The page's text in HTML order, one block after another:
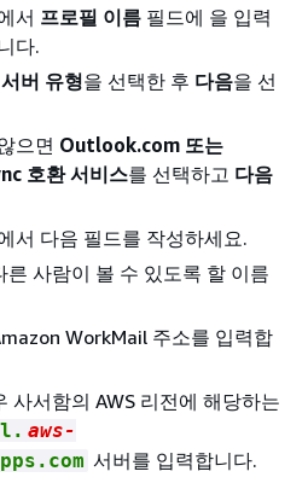
서 프로필 이름 필드에 을 입력
다.
버 유형을 선택한 후 다음을 선
으면 Outlook.com 또는
호환 서비스를 선택하고 다음
서 다음 필드를 작성하세요.
른 사람이 볼 수 있도록 할 이름
WorkMail 주소를 입력합
사서함의 AWS 리전에 해당하는
aws-
서버를 입력합니다.